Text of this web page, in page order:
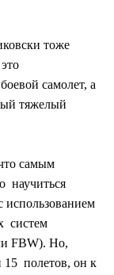
тоже
самолет, а
тяжелый
самым
научиться
использованием
систем
FBW). Но,
полетов, он к